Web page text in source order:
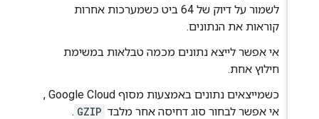
לשמור על דיוק של 64 ביט כשמערכות אחרות
קוראות את הנתונים.
אי אפשר לייצא נתונים מכמה טבלאות במשימת
חילוץ אחת.
כשמייצאים נתונים באמצעות מסוף Google Cloud ,
אי אפשר לבחור סוג דחיסה אחר מלבד GZIP
.